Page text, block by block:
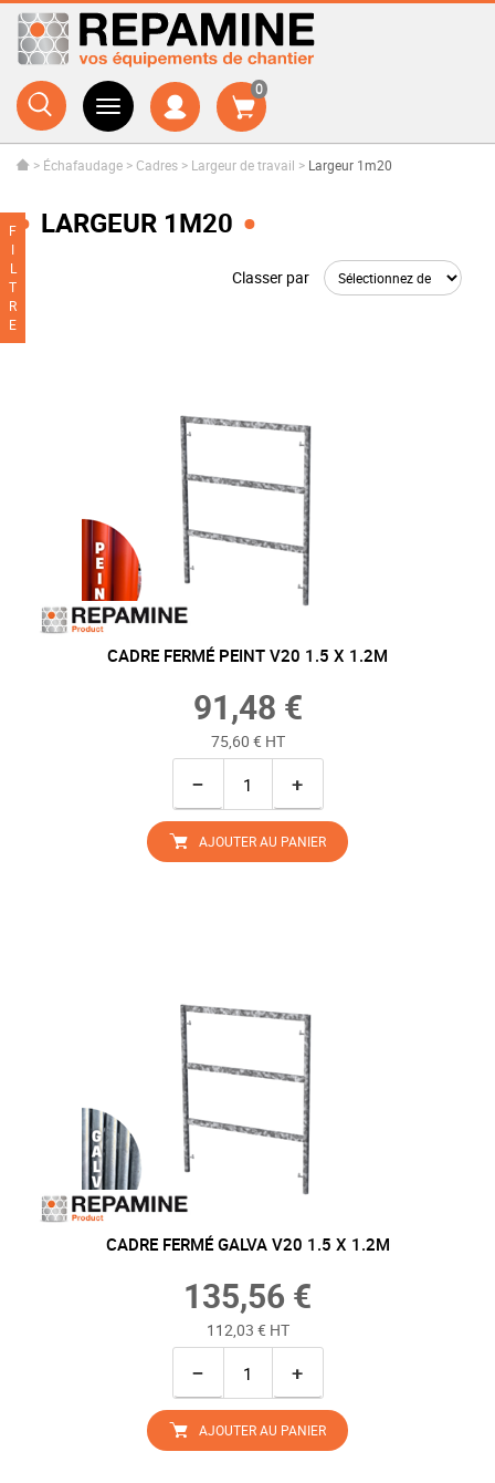
0
F
I
L
T
R
E
> Échafaudage > Cadres > Largeur de travail > Largeur 1m20
LARGEUR 1M20
Classer par
CADRE FERMÉ PEINT V20 1.5 X 1.2M
91,48 €
75,60 € HT
− +
AJOUTER AU PANIER
CADRE FERMÉ GALVA V20 1.5 X 1.2M
135,56 €
112,03 € HT
− +
AJOUTER AU PANIER